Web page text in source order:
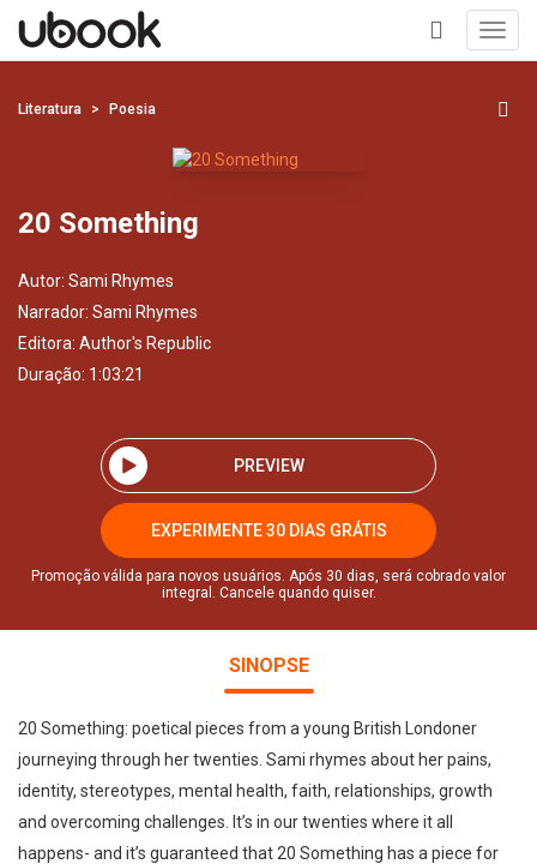
+
Literatura Poesia
20 Something
Autor: Sami Rhymes
Narrador: Sami Rhymes
Editora: Author's Republic
Duração: 1:03:21
PREVIEW
EXPERIMENTE 30 DIAS GRÁTIS
Promoção válida para novos usuários. Após 30 dias, será cobrado valor
integral. Cancele quando quiser.
SINOPSE
20 Something: poetical pieces from a young British Londoner
journeying through her twenties. Sami rhymes about her pains,
identity, stereotypes, mental health, faith, relationships, growth
and overcoming challenges. It’s in our twenties where it all
happens- and it’s guaranteed that 20 Something has a piece for